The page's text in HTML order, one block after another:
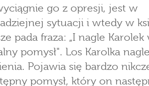
go z opresji, jest w
sytuacji i wtedy w
pada fraza: „I nagle Karolek
pomysł". Los Karolka
Pojawia się bardzo
pomysł, który on